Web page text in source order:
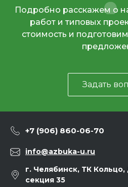
Подробно расскажем о
работ и типовых
стоимость и
Задать
+7 (906) 860-06-70
info@azbuka-u.ru
г. Челябинск, ТК Кольцо,
секция 35